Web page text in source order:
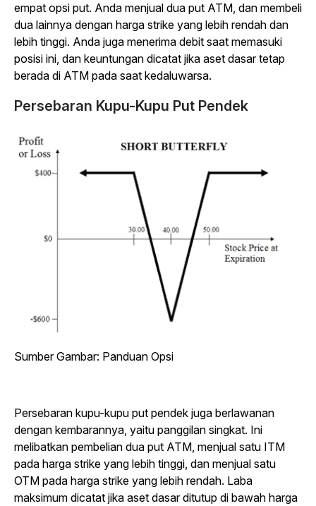
empat opsi put. Anda menjual dua put ATM, dan membeli
dua lainnya dengan harga strike yang lebih rendah dan
lebih tinggi. Anda juga menerima debit saat memasuki
posisi ini, dan keuntungan dicatat jika aset dasar tetap
berada di ATM pada saat kedaluwarsa.
Persebaran Kupu-Kupu Put Pendek
Sumber Gambar: Panduan Opsi
Persebaran kupu-kupu put pendek juga berlawanan
dengan kembarannya, yaitu panggilan singkat. Ini
melibatkan pembelian dua put ATM, menjual satu ITM
pada harga strike yang lebih tinggi, dan menjual satu
OTM pada harga strike yang lebih rendah. Laba
maksimum dicatat jika aset dasar ditutup di bawah harga